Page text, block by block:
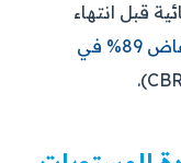
قبل انتهاء
انخفاض 89% في